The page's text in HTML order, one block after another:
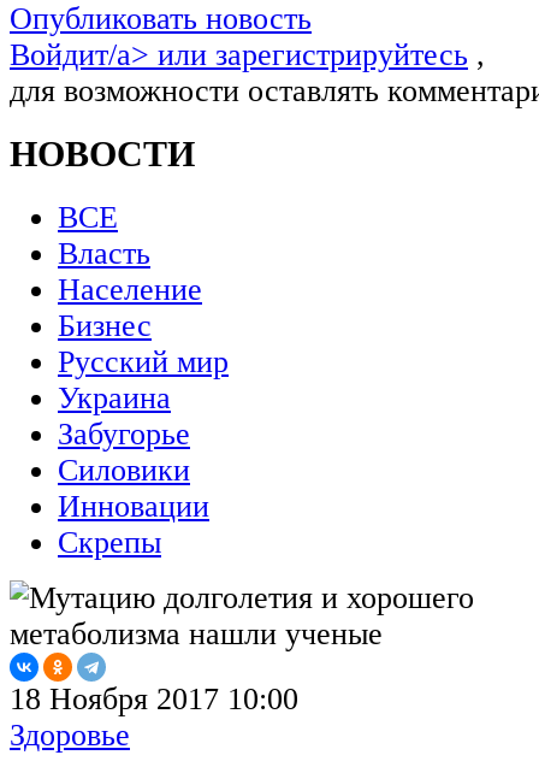
Опубликовать новость
Войдит/a> или зарегистрируйтесь ,
для возможности оставлять
НОВОСТИ
ВСЕ
Власть
Население
Бизнес
Русский мир
Украина
Забугорье
Силовики
Инновации
Скрепы
18 Ноября 2017 10:00
Здоровье